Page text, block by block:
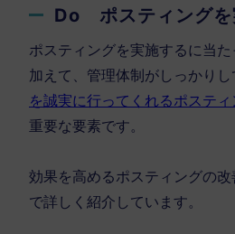
Do ポスティングを
ポスティングを実施するに当
加えて、管理体制がしっかりし
を誠実に行ってくれるポステ
重要な要素です。
効果を高めるポスティングの
で詳しく紹介しています。